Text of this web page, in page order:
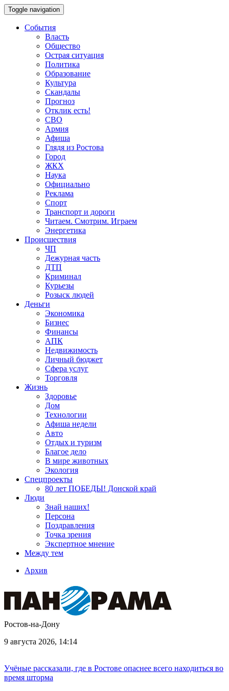
Toggle navigation
События
Власть
Общество
Острая ситуация
Политика
Образование
Культура
Скандалы
Прогноз
Отклик есть!
СВО
Армия
Афиша
Глядя из Ростова
Город
ЖКХ
Наука
Официально
Реклама
Спорт
Транспорт и дороги
Читаем. Смотрим. Играем
Энергетика
Происшествия
ЧП
Дежурная часть
ДТП
Криминал
Курьезы
Розыск людей
Деньги
Экономика
Бизнес
Финансы
АПК
Недвижимость
Личный бюджет
Сфера услуг
Торговля
Жизнь
Здоровье
Дом
Технологии
Афиша недели
Авто
Отдых и туризм
Благое дело
В мире животных
Экология
Спецпроекты
80 лет ПОБЕДЫ! Донской край
Люди
Знай наших!
Персона
Поздравления
Точка зрения
Экспертное мнение
Между тем
Архив
Ростов-на-Дону
9 августа 2026, 14:14
Учёные рассказали, где в Ростове опаснее всего находиться во
время шторма